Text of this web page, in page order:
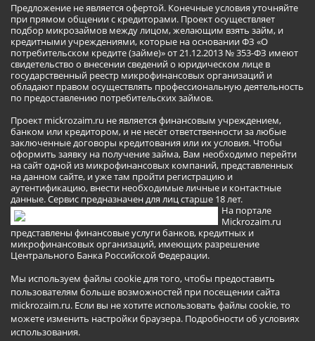
Предложение не является офертой. Конечные условия уточняйте
при прямом общении с кредиторами. Проект осуществляет
подбор микрозаймов между лицом, желающим взять займ, и
кредитными учреждениями, которые на основании ФЗ «О
потребительском кредите (займе)» от 21.12.2013 № 353-ФЗ имеют
свидетельство о внесении сведений о юридическом лице в
государственный реестр микрофинансовых организаций и
обладают правом осуществлять профессиональную деятельность
по предоставлению потребительских займов.
Проект mickrozaim.ru не является финансовым учреждением,
банком или кредитором, и не несёт ответственности за любые
заключенные договоры кредитования или их условия. Чтобы
оформить заявку на получение займа, Вам необходимо перейти
на сайт одной из микрофинансовых компаний, представленных
на данном сайте, и уже там пройти регистрацию и
аутентификацию, внести необходимые личные и контактные
данные. Сервис предназначен для лиц старше 18 лет.
На портале
Mickrozaim.ru
представлены финансовые услуги банков, кредитных и
микрофинансовых организаций, имеющих разрешение
Центрального Банка Российской Федерации.
Мы используем файлы cookie для того, чтобы предоставить
пользователям больше возможностей при посещении сайта
mickrozaim.ru. Если вы не хотите использовать файлы cookie, то
можете изменить настройки браузера. Подробности об условиях
использования.